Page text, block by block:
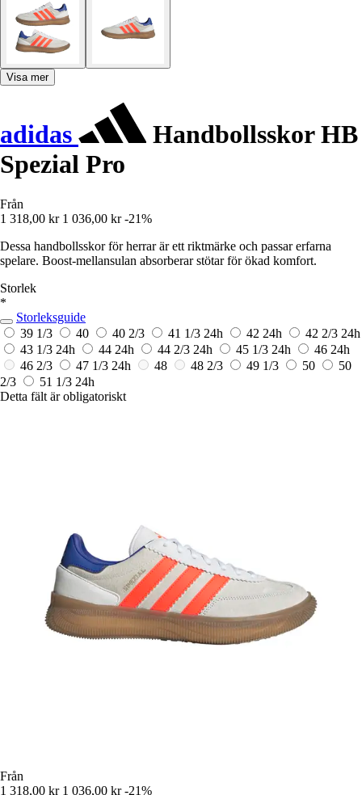
Visa mer
adidas
Handbollsskor HB
Spezial Pro
Från
1 318,00 kr 1 036,00 kr -21%
Dessa handbollsskor för herrar är ett riktmärke och passar erfarna
spelare. Boost-mellansulan absorberar stötar för ökad komfort.
Storlek
*
Storleksguide
39 1/3
40 40 2/3 41 1/3 24h 42 24h 42 2/3 24h
43 1/3 24h 44 24h 44 2/3 24h 45 1/3 24h 46 24h
46 2/3
47 1/3 24h 48 48 2/3 49 1/3 50
50
2/3
51 1/3 24h
Detta fält är obligatoriskt
Från
1 318,00 kr 1 036,00 kr -21%